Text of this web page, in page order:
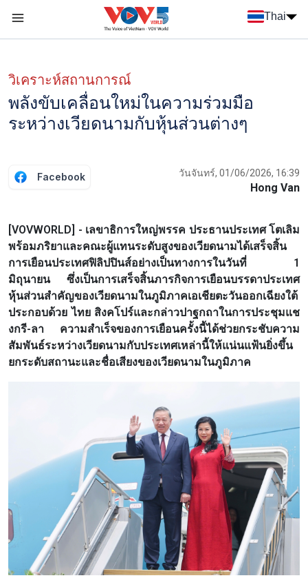
Thai
วิเคราะห์สถานการณ์
พลังขับเคลื่อนใหม่ในความร่วมมือ
ระหว่างเวียดนามกับหุ้นส่วนต่างๆ
Facebook วันจันทร์, 01/06/2026, 16:39
Hong Van
[VOVWORLD] - เลขาธิการใหญ่พรรค ประธานประเทศ โตเลิม
พร้อมภริยาและคณะผู้แทนระดับสูงของเวียดนามได้เสร็จสิ้น
การเยือนประเทศฟิลิปปินส์อย่างเป็นทางการในวันที่ 1
มิถุนายน ซึ่งเป็นการเสร็จสิ้นภารกิจการเยือนบรรดาประเทศ
หุ้นส่วนสำคัญของเวียดนามในภูมิภาคเอเชียตะวันออกเฉียงใต้
ประกอบด้วย ไทย สิงคโปร์และกล่าวปาฐกถาในการประชุมแช
งกรี-ลา ความสำเร็จของการเยือนครั้งนี้ได้ช่วยกระชับความ
สัมพันธ์ระหว่างเวียดนามกับประเทศเหล่านี้ให้แน่นแฟ้นยิ่งขึ้น
ยกระดับสถานะและชื่อเสียงของเวียดนามในภูมิภาค